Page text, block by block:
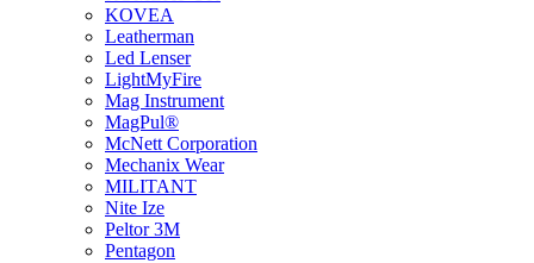
KOVEA
Leatherman
Led Lenser
LightMyFire
Mag Instrument
MagPul®
McNett Corporation
Mechanix Wear
MILITANT
Nite Ize
Peltor 3M
Pentagon